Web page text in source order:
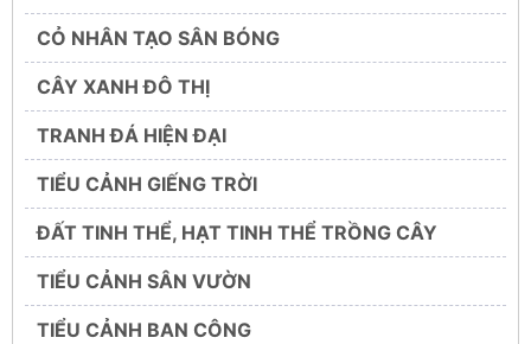
CỎ NHÂN TẠO SÂN BÓNG
CÂY XANH ĐÔ THỊ
TRANH ĐÁ HIỆN ĐẠI
TIỂU CẢNH GIẾNG TRỜI
ĐẤT TINH THỂ, HẠT TINH THỂ TRỒNG CÂY
TIỂU CẢNH SÂN VƯỜN
TIỂU CẢNH BAN CÔNG